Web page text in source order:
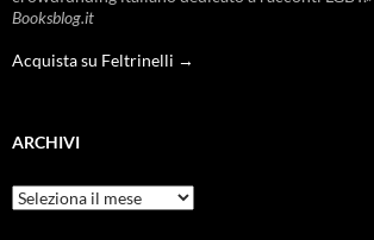
Booksblog.it
Acquista su Feltrinelli →
ARCHIVI
Archivi